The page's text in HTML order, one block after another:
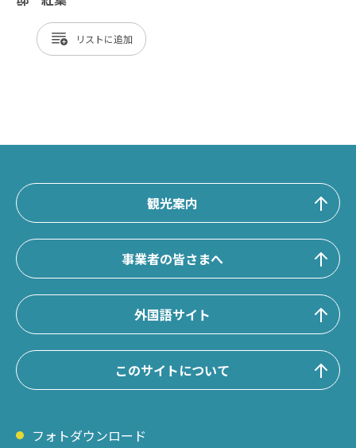
リスト
観光案内
事業者の皆さまへ
外国語サイト
このサイトについて
フォトダウンロード